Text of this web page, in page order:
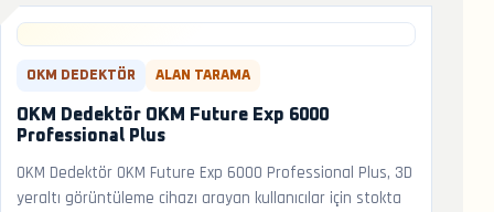
OKM DEDEKTÖR ALAN TARAMA
OKM Dedektör OKM Future Exp 6000
Professional Plus
OKM Dedektör OKM Future Exp 6000 Professional Plus, 3D
yeraltı görüntüleme cihazı arayan kullanıcılar için stokta